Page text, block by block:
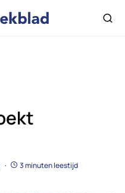
3 minuten leestijd